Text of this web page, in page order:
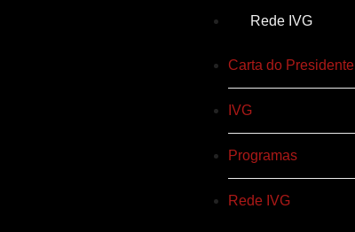
Rede IVG
Carta do Presidente
IVG
Programas
Rede IVG